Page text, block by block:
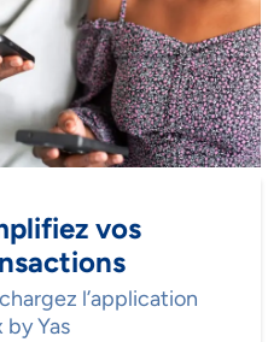
vos
l’application
by Yas